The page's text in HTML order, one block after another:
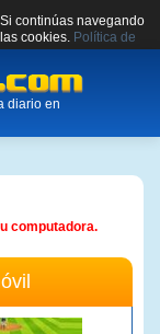
continúas navegando
cookies. Política de
diario en
computadora.